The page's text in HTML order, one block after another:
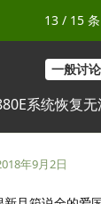
一般讨论
系统恢复
13 / 15 条
年9月2日